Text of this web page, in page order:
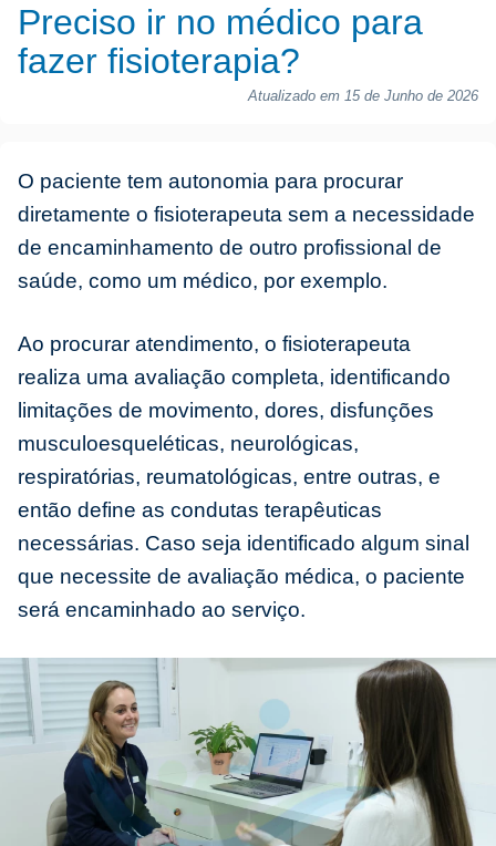
Preciso ir no médico para
fazer fisioterapia?
Atualizado em 15 de Junho de 2026
O paciente tem autonomia para procurar
diretamente o fisioterapeuta sem a necessidade
de encaminhamento de outro profissional de
saúde, como um médico, por exemplo.
Ao procurar atendimento, o fisioterapeuta
realiza uma avaliação completa, identificando
limitações de movimento, dores, disfunções
musculoesqueléticas, neurológicas,
respiratórias, reumatológicas, entre outras, e
então define as condutas terapêuticas
necessárias. Caso seja identificado algum sinal
que necessite de avaliação médica, o paciente
será encaminhado ao serviço.